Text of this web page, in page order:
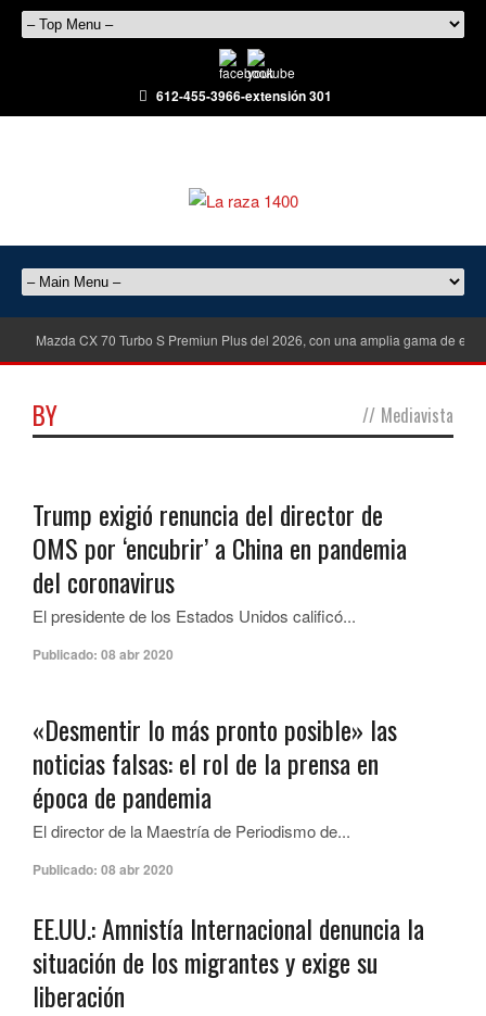
612-455-3966-extensión 301
Mazda CX 70 Turbo S Premiun Plus del 2026, con una amplia gama de
BY // Mediavista
Trump exigió renuncia del director de
OMS por ‘encubrir’ a China en pandemia
del coronavirus
El presidente de los Estados Unidos calificó...
Publicado: 08 abr 2020
«Desmentir lo más pronto posible» las
noticias falsas: el rol de la prensa en
época de pandemia
El director de la Maestría de Periodismo de...
Publicado: 08 abr 2020
EE.UU.: Amnistía Internacional denuncia la
situación de los migrantes y exige su
liberación